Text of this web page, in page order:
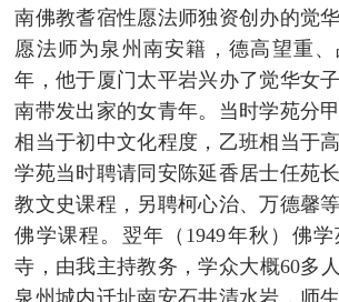
南佛教耆宿性愿法师独资创办的觉
愿法师为泉州南安籍，德高望重、
年，他于厦门太平岩兴办了觉华女
南带发出家的女青年。当时学苑分
相当于初中文化程度，乙班相当于
学苑当时聘请同安陈延香居士任苑
教文史课程，另聘柯心治、万德馨
佛学课程。翌年（1949年秋）佛
寺，由我主持教务，学众大概60多